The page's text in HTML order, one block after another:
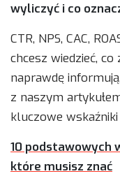
wyliczyć i co
CTR, NPS, CAC,
chcesz wiedzieć,
naprawdę
z naszym
kluczowe
10 podstawowych
które musisz znać